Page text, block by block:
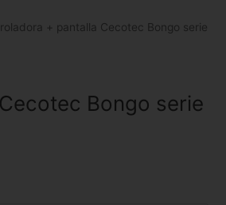
+ pantalla Cecotec Bongo serie
Bongo serie